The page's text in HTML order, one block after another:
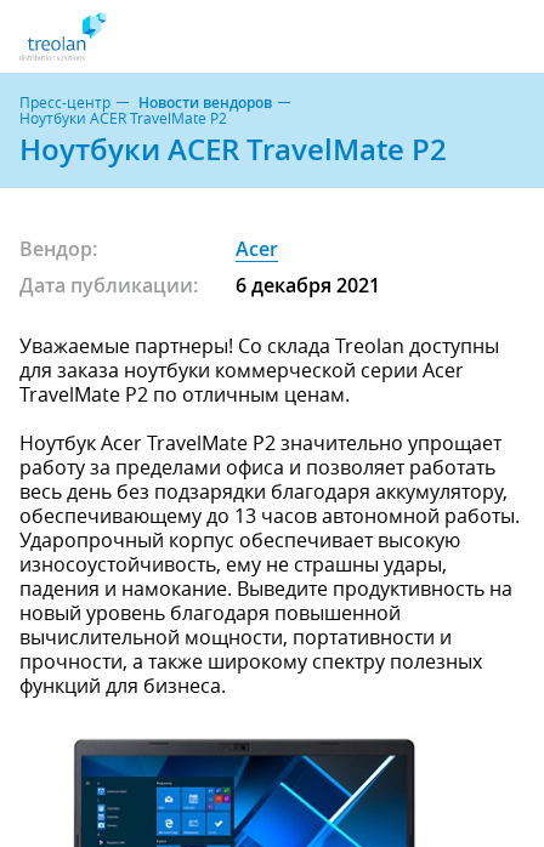
Пресс-центр Новости вендоров
Ноутбуки ACER TravelMate P2
Ноутбуки ACER TravelMate P2
Вендор:
Acer
Дата публикации:
6 декабря 2021
Уважаемые партнеры! Со склада Treolan доступны
для заказа ноутбуки коммерческой серии Acer
TravelMate P2 по отличным ценам.
Ноутбук Acer TravelMate P2 значительно упрощает
работу за пределами офиса и позволяет работать
весь день без подзарядки благодаря аккумулятору,
обеспечивающему до 13 часов автономной работы.
Ударопрочный корпус обеспечивает высокую
износоустойчивость, ему не страшны удары,
падения и намокание. Выведите продуктивность на
новый уровень благодаря повышенной
вычислительной мощности, портативности и
прочности, а также широкому спектру полезных
функций для бизнеса.